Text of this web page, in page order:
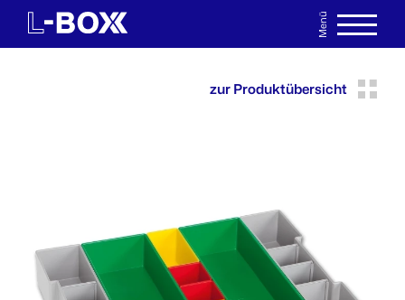
Menü
MERKLISTE
zur Produktübersicht